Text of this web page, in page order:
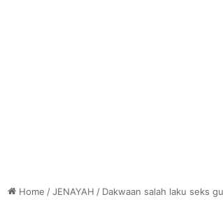
Home /JENAYAH / Dakwaan salah laku seks